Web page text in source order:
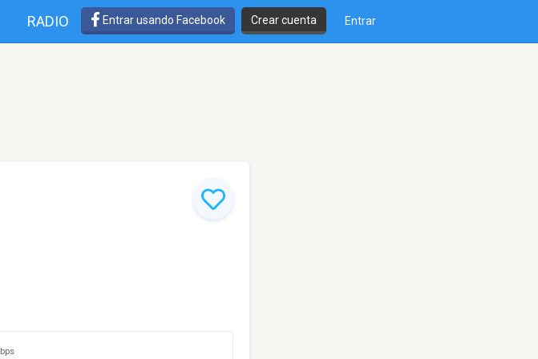
RADIO Entrar usando Facebook Crear cuenta Entrar